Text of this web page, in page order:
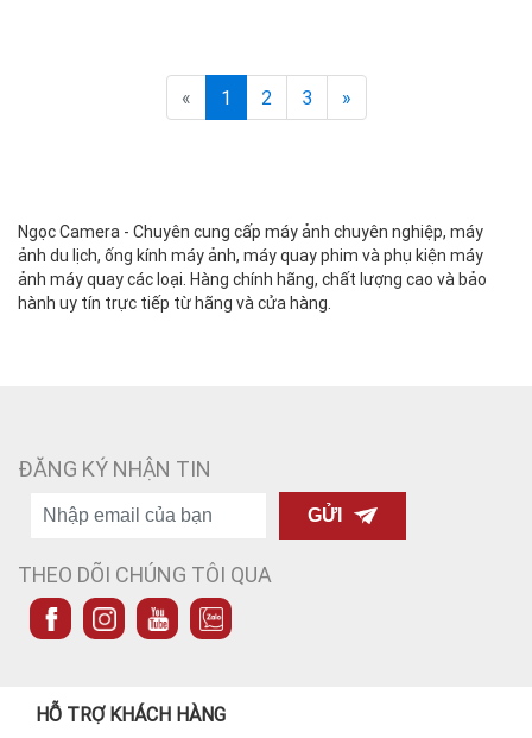
« 1 2 3 »
Ngọc Camera - Chuyên cung cấp máy ảnh chuyên nghiệp, máy
ảnh du lịch, ống kính máy ảnh, máy quay phim và phụ kiện máy
ảnh máy quay các loại. Hàng chính hãng, chất lượng cao và bảo
hành uy tín trực tiếp từ hãng và cửa hàng.
ĐĂNG KÝ NHẬN TIN
GỬI
THEO DÕI CHÚNG TÔI QUA
HỖ TRỢ KHÁCH HÀNG